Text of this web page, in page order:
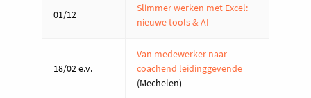
01/12
Slimmer werken met Excel:
nieuwe tools & AI
18/02 e.v.
Van medewerker naar
coachend leidinggevende
(Mechelen)